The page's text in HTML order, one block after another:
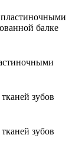
балке
зубов
зубов